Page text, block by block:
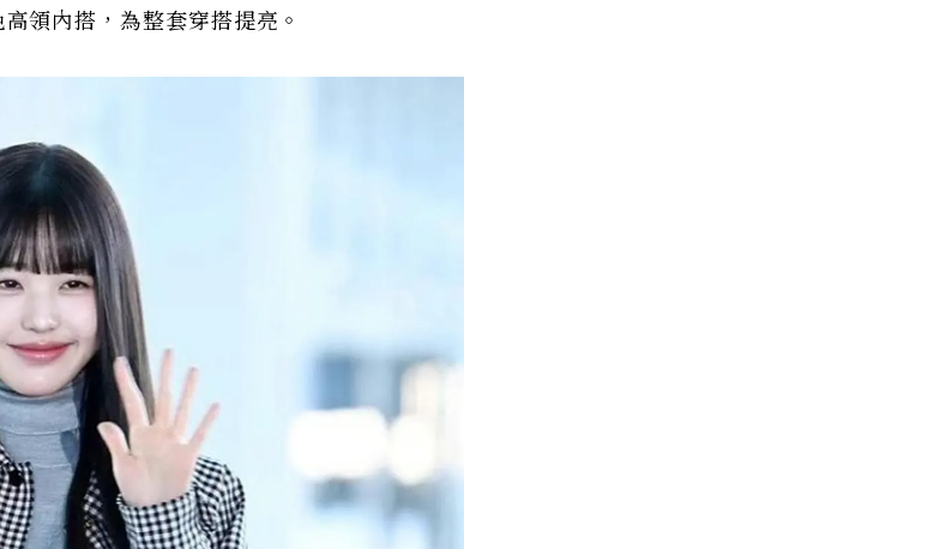
領內搭，為整套穿搭提亮。